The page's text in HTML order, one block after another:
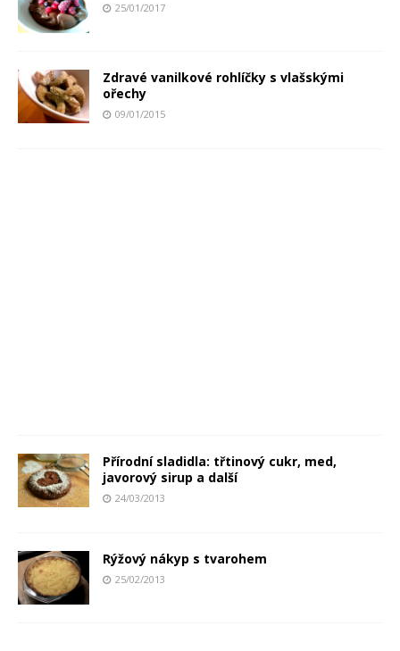
25/01/2017
Zdravé vanilkové rohlíčky s vlašskými
ořechy
09/01/2015
Přírodní sladidla: třtinový cukr, med,
javorový sirup a další
24/03/2013
Rýžový nákyp s tvarohem
25/02/2013